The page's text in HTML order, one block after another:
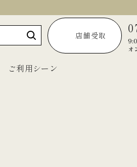
店舗受取
オ
ご利用シーン